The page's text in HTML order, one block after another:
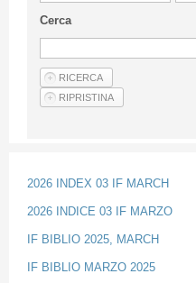
Privacy & Policy
Articles
Cerca
2026 INDEX 03 IF MARCH
2026 INDICE 03 IF MARZO
IF BIBLIO 2025, MARCH
IF BIBLIO MARZO 2025